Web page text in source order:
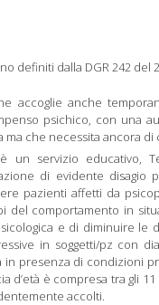
definiti dalla DGR 242
accoglie anche
psichico, con una
che necessita ancora
un servizio educativo,
di evidente disagio
pazienti affetti da
del comportamento in
e di diminuire le
in soggetti/pz con
presenza di condizioni
d’età è compresa tra gli
accolti.